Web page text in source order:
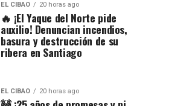
EL CIBAO 20 horas ago
🔥 ¡El Yaque del Norte pide
auxilio! Denuncian incendios,
basura y destrucción de su
ribera en Santiago
EL CIBAO 20 horas ago